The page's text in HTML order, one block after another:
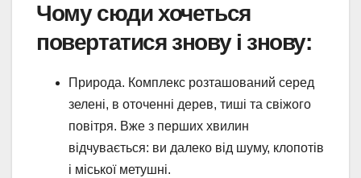
Чому сюди хочеться
повертатися знову і знову:
Природа. Комплекс розташований серед
зелені, в оточенні дерев, тиші та свіжого
повітря. Вже з перших хвилин
відчувається: ви далеко від шуму, клопотів
і міської метушні.